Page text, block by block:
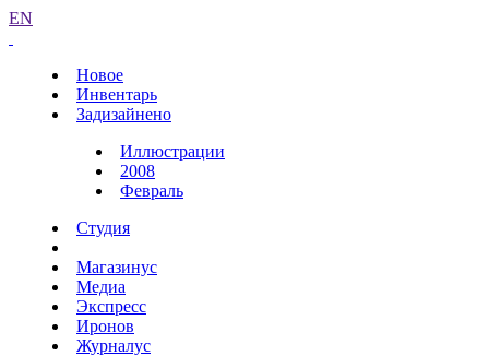
EN
Новое
Инвентарь
Задизайнено
Иллюстрации
2008
Февраль
Студия
Магазинус
Медиа
Экспресс
Иронов
Журналус